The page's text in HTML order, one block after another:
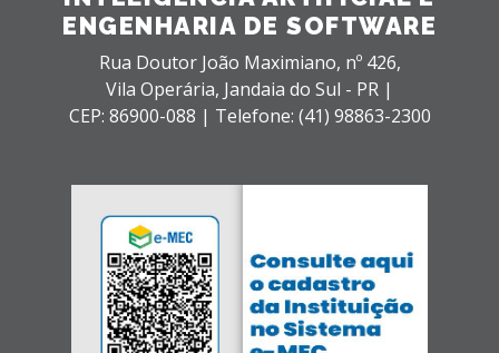
ENGENHARIA DE SOFTWARE
Rua Doutor João Maximiano, nº 426,
Vila Operária, Jandaia do Sul - PR |
CEP: 86900-088 | Telefone: (41) 98863-2300